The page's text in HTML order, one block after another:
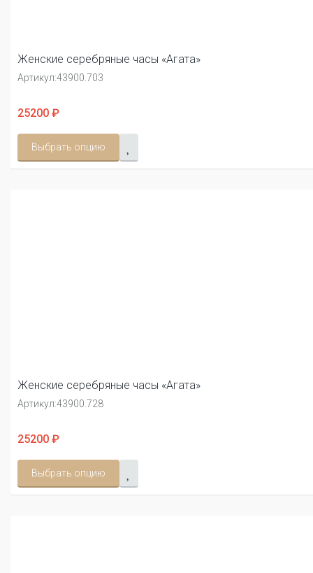
Женские серебряные часы «Агата»
Артикул:43900.703
25200 ₽
Выбрать опцию
Женские серебряные часы «Агата»
Артикул:43900.728
25200 ₽
Выбрать опцию